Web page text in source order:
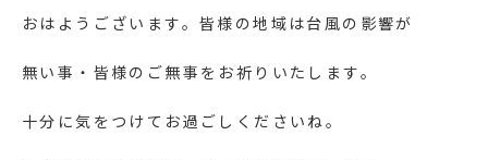
おはようございます。皆様の地域は台風の影響が
無い事・皆様のご無事をお祈りいたします。
十分に気をつけてお過ごしくださいね。